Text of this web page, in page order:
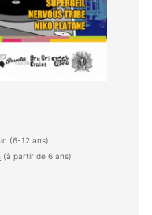
(6-12 ans)
(à partir de 6 ans)